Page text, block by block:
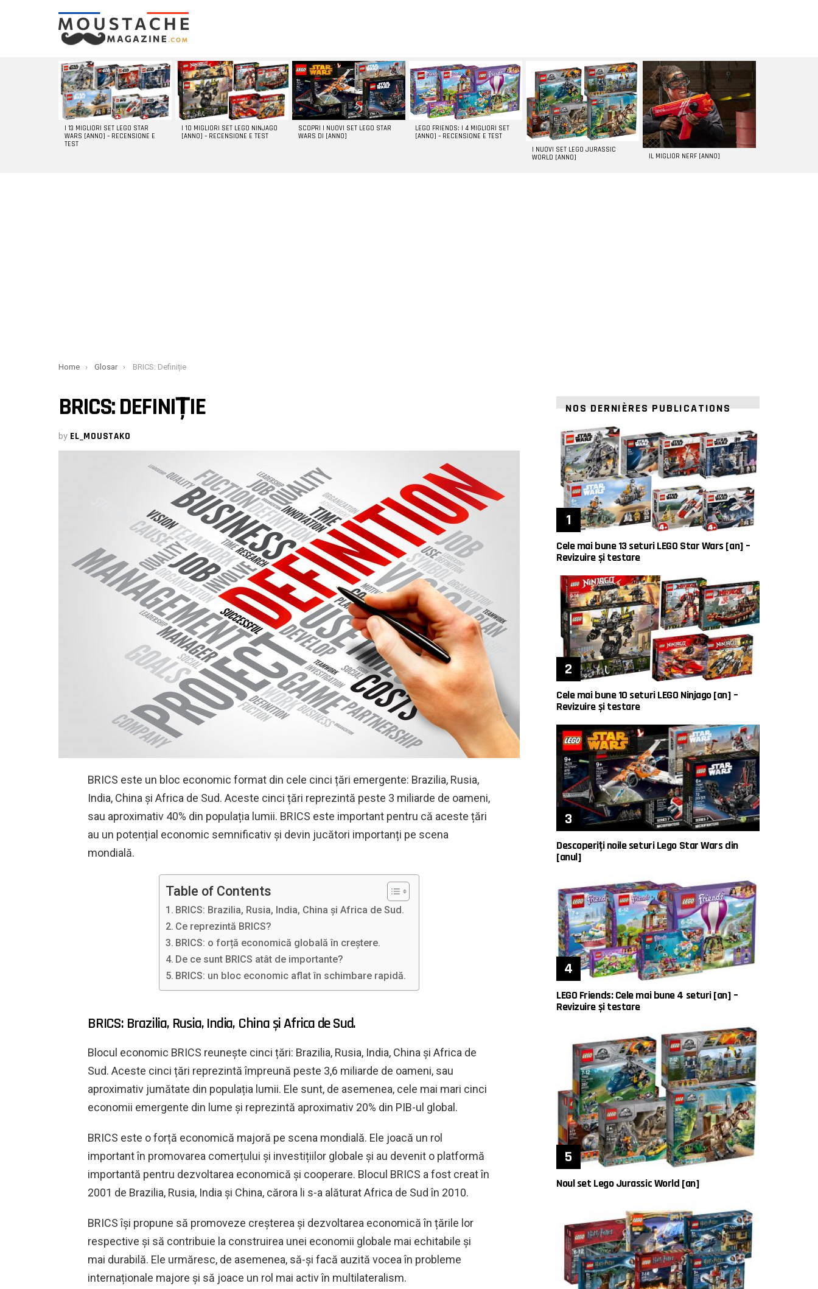
LATEST
STORIES
I 13 MIGLIORI SET LEGO STAR
WARS [ANNO] – RECENSIONE E
TEST
I 10 MIGLIORI SET LEGO NINJAGO
[ANNO] – RECENSIONE E TEST
SCOPRI I NUOVI SET LEGO STAR
WARS DI [ANNO]
LEGO FRIENDS: I 4 MIGLIORI SET
[ANNO] – RECENSIONE E TEST
I NUOVI SET LEGO JURASSIC
WORLD [ANNO]
IL MIGLIOR NERF [ANNO]
You are here:
Home Glosar BRICS: Definiție
BRICS: DEFINIȚIE
by EL_MOUSTAKO
BRICS este un bloc economic format din cele cinci țări emergente: Brazilia, Rusia,
India, China și Africa de Sud. Aceste cinci țări reprezintă peste 3 miliarde de oameni,
sau aproximativ 40% din populația lumii. BRICS este important pentru că aceste țări
au un potențial economic semnificativ și devin jucători importanți pe scena
mondială.
Table of Contents
BRICS: Brazilia, Rusia, India, China și Africa de Sud.
Ce reprezintă BRICS?
BRICS: o forță economică globală în creștere.
De ce sunt BRICS atât de importante?
BRICS: un bloc economic aflat în schimbare rapidă.
BRICS: Brazilia, Rusia, India, China și Africa de Sud.
Blocul economic BRICS reunește cinci țări: Brazilia, Rusia, India, China și Africa de
Sud. Aceste cinci țări reprezintă împreună peste 3,6 miliarde de oameni, sau
aproximativ jumătate din populația lumii. Ele sunt, de asemenea, cele mai mari cinci
economii emergente din lume și reprezintă aproximativ 20% din PIB-ul global.
BRICS este o forță economică majoră pe scena mondială. Ele joacă un rol
important în promovarea comerțului și investițiilor globale și au devenit o platformă
importantă pentru dezvoltarea economică și cooperare. Blocul BRICS a fost creat în
2001 de Brazilia, Rusia, India și China, cărora li s-a alăturat Africa de Sud în 2010.
BRICS își propune să promoveze creșterea și dezvoltarea economică în țările lor
respective și să contribuie la construirea unei economii globale mai echitabile și
mai durabilă. Ele urmăresc, de asemenea, să-și facă auzită vocea în probleme
internaționale majore și să joace un rol mai activ în multilateralism.
NOS DERNIÈRES PUBLICATIONS
Cele mai bune 13 seturi LEGO Star Wars [an] –
Revizuire și testare
Cele mai bune 10 seturi LEGO Ninjago [an] –
Revizuire și testare
Descoperiți noile seturi Lego Star Wars din
[anul]
LEGO Friends: Cele mai bune 4 seturi [an] –
Revizuire și testare
Noul set Lego Jurassic World [an]